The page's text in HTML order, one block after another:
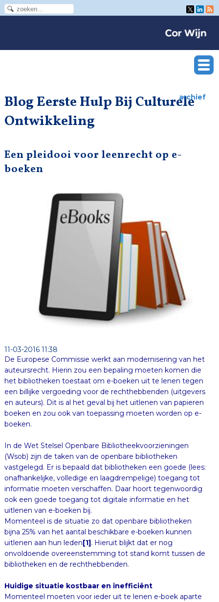
Blog Eerste Hulp Bij Culturele
Ontwikkeling
archief
Een pleidooi voor leenrecht op e-
boeken
11-03-2016 11:38
De Europese Commissie werkt aan modernisering van het
auteursrecht. Hierin zou een bepaling moeten komen die
het bibliotheken toestaat om e-boeken uit te lenen tegen
een billijke vergoeding voor de rechthebbenden (uitgevers
en auteurs). Dit is al het geval bij het uitlenen van papieren
boeken en zou ook van toepassing moeten worden op e-
boeken.
In de Wet Stelsel Openbare Bibliotheekvoorzieningen
(Wsob) zijn de taken van de openbare bibliotheken
vastgelegd. Er is bepaald dat bibliotheken een goede (lees:
onafhankelijke, volledige en laagdrempelige) toegang tot
informatie moeten verschaffen. Daar hoort tegenwoordig
ook een goede toegang tot digitale informatie en het
uitlenen van e-boeken bij.
Momenteel is de situatie zo dat openbare bibliotheken
bijna 25% van het aantal beschikbare e-boeken kunnen
uitlenen aan hun leden [1] . Hieruit blijkt dat er nog
onvoldoende overeenstemming tot stand komt tussen de
bibliotheken en de rechthebbenden.
Huidige situatie kostbaar en inefficiënt
Momenteel moeten voor ieder uit te lenen e-boek aparte
(vooral financiële) afspraken worden gemaakt tussen de
bibliotheken en de uitgevers. Deze onderhandelingen zijn
kostbaar, jaarlijks weerkerend en leiden er niet automatisch
toe dat dat wat beschikbaar is, ook via de bibliotheek
beschikbaar komt voor het Nederlandse publiek. De
bibliotheek kan haar wettelijke taak niet goed uitvoeren.
Wanneer niet over ieder e-boek aparte onderhandelingen
gevoerd hoeven te worden scheelt dit veel kosten. Daarbij
zijn bibliotheken van harte bereid een billijke vergoeding te
betalen voor het gebruik van auteursrechtelijk beschermd
werk, zie de staande praktijk wat betreft de fysieke boeken
en de leenrechtvergoedingen die daarvoor worden